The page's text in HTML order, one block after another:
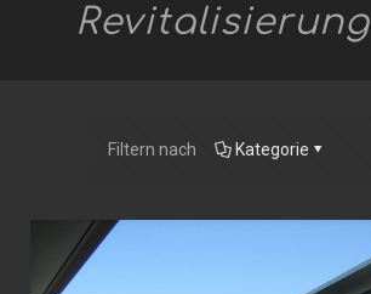
Revitalisierung
Filtern nach Kategorie